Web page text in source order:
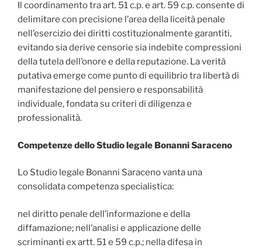
Il coordinamento tra art. 51 c.p. e art. 59 c.p. consente di
delimitare con precisione l’area della liceità penale
nell’esercizio dei diritti costituzionalmente garantiti,
evitando sia derive censorie sia indebite compressioni
della tutela dell’onore e della reputazione. La verità
putativa emerge come punto di equilibrio tra libertà di
manifestazione del pensiero e responsabilità
individuale, fondata su criteri di diligenza e
professionalità.
Competenze dello Studio legale Bonanni Saraceno
Lo Studio legale Bonanni Saraceno vanta una
consolidata competenza specialistica:
nel diritto penale dell’informazione e della
diffamazione; nell’analisi e applicazione delle
scriminanti ex artt. 51 e 59 c.p.; nella difesa in